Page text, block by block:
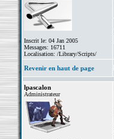
Inscrit le: 04 Jan 2005
Messages: 16711
Localisation: /Library/Scripts/
Revenir en haut de page
lpascalon
Administrateur